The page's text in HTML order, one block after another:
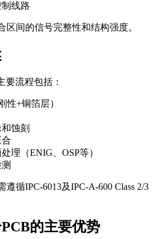
线路
区间的信号完整性和结构强度。
要流程包括：
性+铜箔层）
蚀刻
理（ENIG、OSP等）
循IPC-6013及IPC-A-600 Class 2/3
的主要优势